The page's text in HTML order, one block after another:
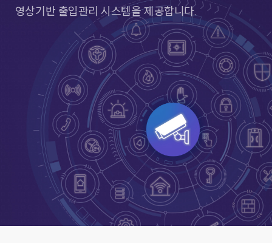
영상기반 출입관리 시스템을 제공합니다.